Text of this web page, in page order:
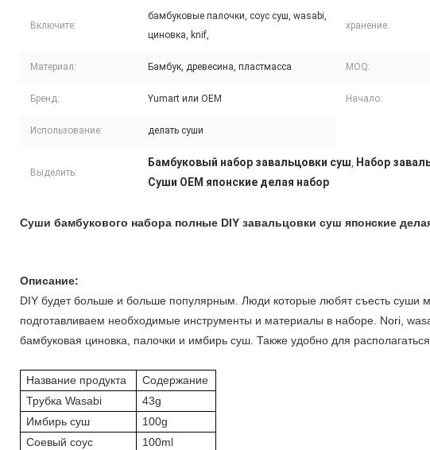
Включите:
бамбуковые палочки, соус суш, wasabi,
циновка, knif,
хранение:
Материал: Бамбук, древесина, пластмасса MOQ:
Бренд: Yumart или OEM Начало:
Использование: делать суши
Выделить:
Бамбуковый набор завальцовки суш, Набор
Суши OEM японские делая набор
Суши бамбукового набора полные DIY завальцовки суш японские
Описание:
DIY будет больше и больше популярным. Люди которые любят съесть суши
подготавливаем необходимые инструменты и материалы в наборе. Nori,
бамбуковая циновка, палочки и имбирь суш. Также удобно для
Название продукта
Содержание
Трубка Wasabi
43g
Имбирь суш
100g
Соевый соус
100ml